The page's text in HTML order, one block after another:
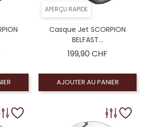
APERÇU RAPIDE
Casque Jet SCORPION
BELFAST...
199,90 CHF
AJOUTER AU PANIER